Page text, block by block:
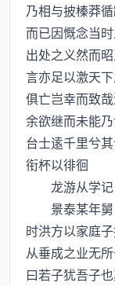
乃相与披榛莽
而已因慨念当
出处之义然而
言亦足以激天
俱亡岂幸而致
余欲继而未能
台士逺千里兮
衔杯以徘徊
龙游从学记
景泰某年舅
时洪方以家庭
从垂成之业无
曰若子犹吾子